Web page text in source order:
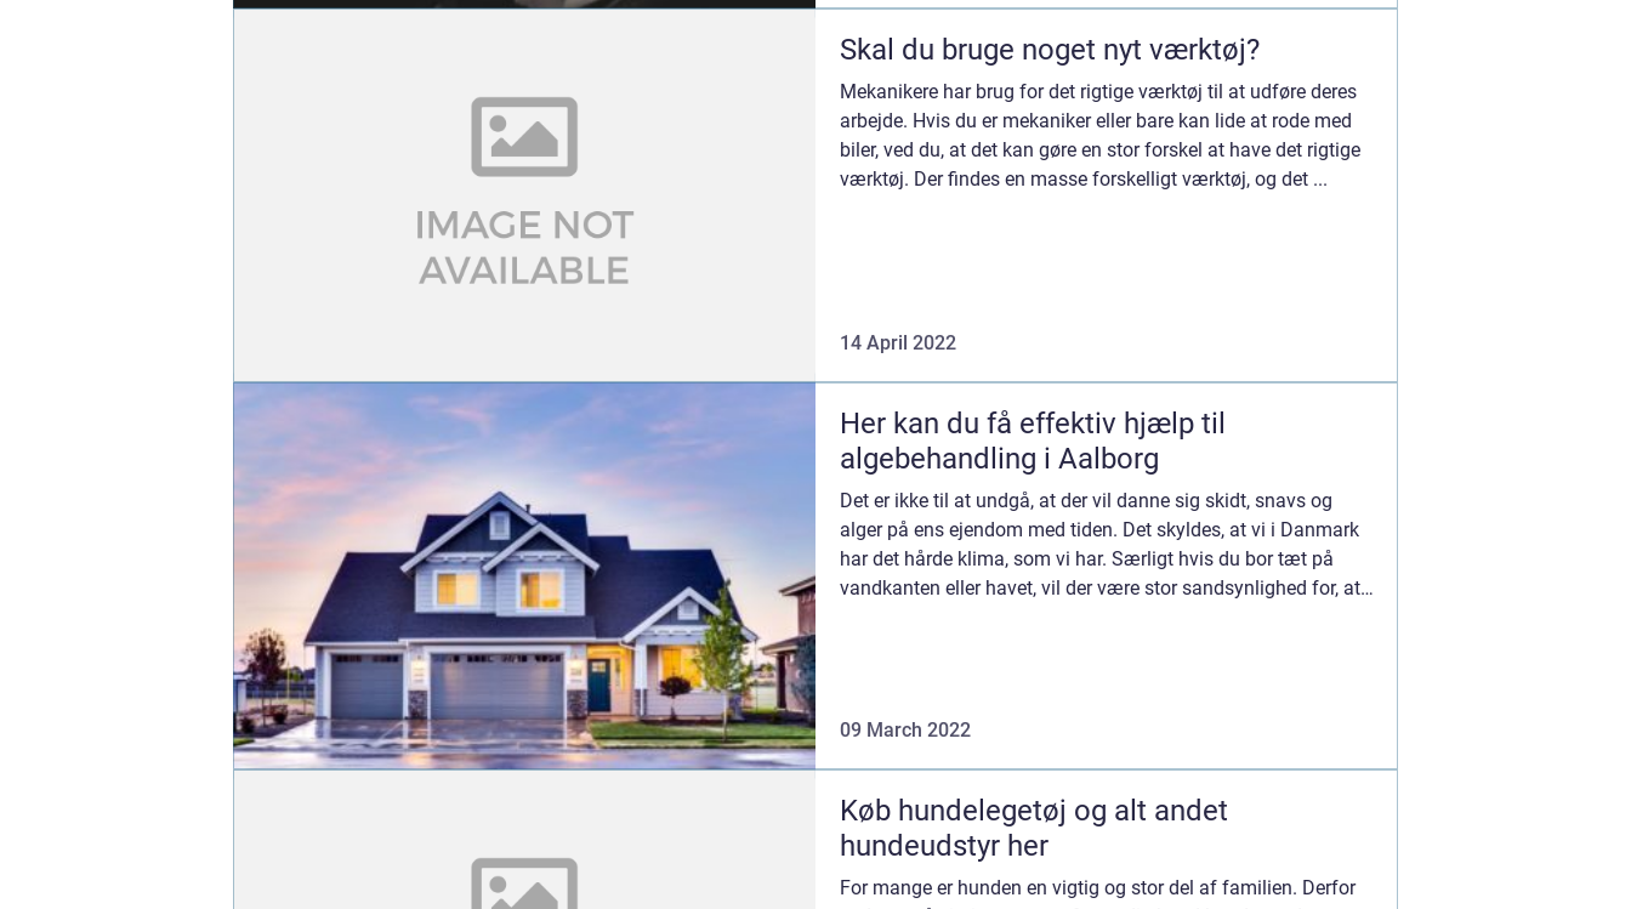
Skal du bruge noget nyt værktøj?
Mekanikere har brug for det rigtige værktøj til at udføre deres
arbejde. Hvis du er mekaniker eller bare kan lide at rode med
biler, ved du, at det kan gøre en stor forskel at have det rigtige
værktøj. Der findes en masse forskelligt værktøj, og det ...
14 April 2022
Her kan du få effektiv hjælp til
algebehandling i Aalborg
Det er ikke til at undgå, at der vil danne sig skidt, snavs og
alger på ens ejendom med tiden. Det skyldes, at vi i Danmark
har det hårde klima, som vi har. Særligt hvis du bor tæt på
vandkanten eller havet, vil der være stor sandsynlighed for, at
09 March 2022
Køb hundelegetøj og alt andet
hundeudstyr her
For mange er hunden en vigtig og stor del af familien. Derfor